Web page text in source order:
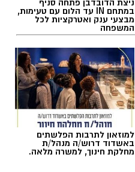
‏כדי לעקוב אחרי הערוץ גן יבנה נט ב-WhatsApp
במתחם IN עד הלום עם טעימות,
מבצעי ענק ואטרקציות לכל
המשפחה
למוזאון לתרבות הפלשתים
באשדוד דרוש/ה מנהל/ת
מחלקת חינוך, למשרה מלאה.